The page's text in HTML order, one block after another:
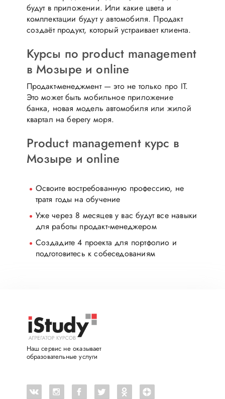
будут в приложении. Или какие цвета и
комплектации будут у автомобиля. Продакт
создаёт продукт, который устраивает клиента.
Курсы по product management
в Мозыре и online
Продакт-менеджмент — это не только про IT.
Это может быть мобильное приложение
банка, новая модель автомобиля или жилой
квартал на берегу моря.
Product management курс в
Мозыре и online
Освоите востребованную профессию, не
тратя годы на обучение
Уже через 8 месяцев у вас будут все навыки
для работы продакт‑менеджером
Создадите 4 проекта для портфолио и
подготовитесь к собеседованиям
Наш сервис не оказывает
образовательные услуги